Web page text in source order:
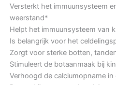
Versterkt het immuunsysteem
weerstand*
Helpt het immuunsysteem van
Is belangrijk voor het
Zorgt voor sterke botten,
Stimuleert de botaanmaak bij
Verhoogd de calciumopname